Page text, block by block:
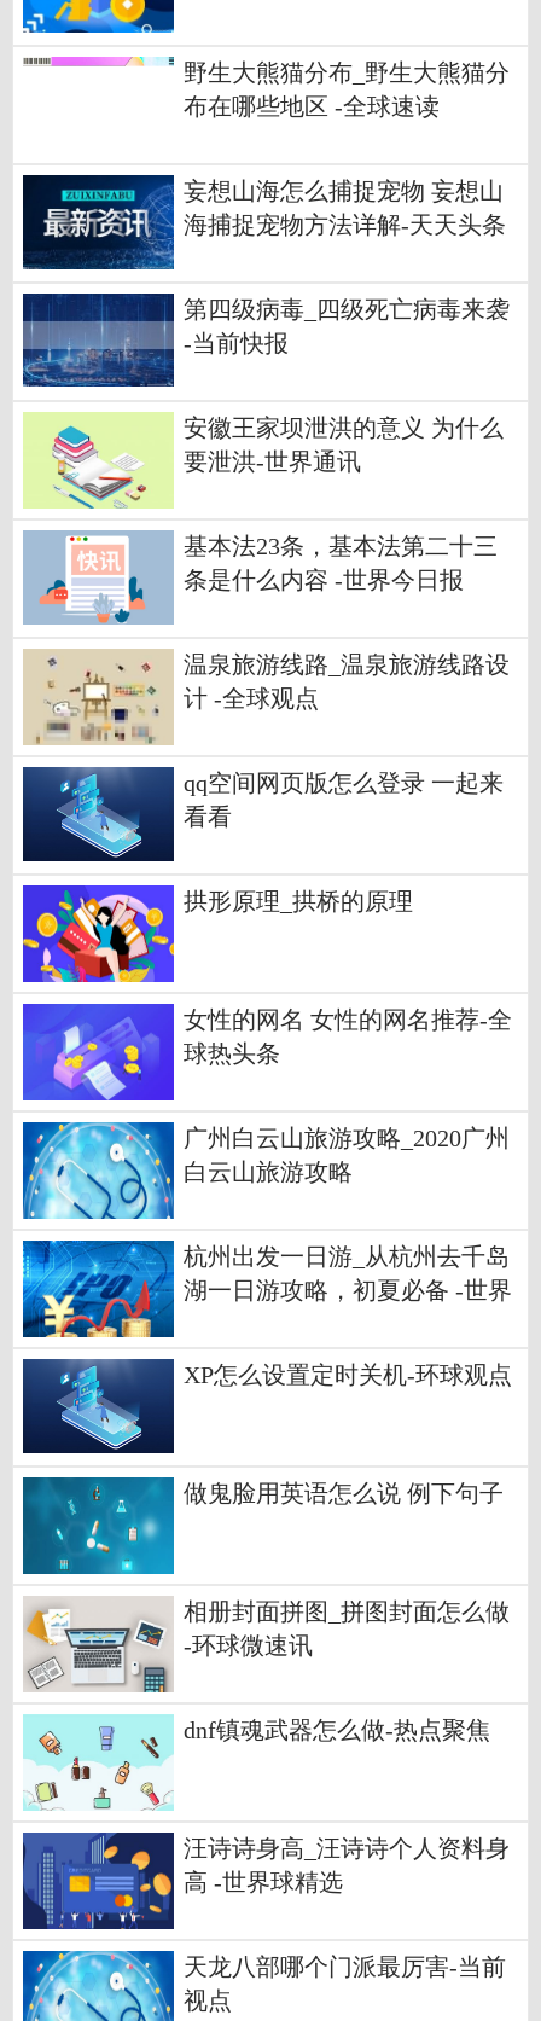
野生大熊猫分布_野生大熊猫分
布在哪些地区 -全球速读
妄想山海怎么捕捉宠物 妄想山
海捕捉宠物方法详解-天天头条
第四级病毒_四级死亡病毒来袭
-当前快报
安徽王家坝泄洪的意义 为什么
要泄洪-世界通讯
基本法23条，基本法第二十三
条是什么内容 -世界今日报
温泉旅游线路_温泉旅游线路设
计 -全球观点
qq空间网页版怎么登录 一起来
看看
拱形原理_拱桥的原理
女性的网名 女性的网名推荐-全
球热头条
广州白云山旅游攻略_2020广州
白云山旅游攻略
杭州出发一日游_从杭州去千岛
湖一日游攻略，初夏必备 -世界
XP怎么设置定时关机-环球观点
做鬼脸用英语怎么说 例下句子
相册封面拼图_拼图封面怎么做
-环球微速讯
dnf镇魂武器怎么做-热点聚焦
汪诗诗身高_汪诗诗个人资料身
高 -世界球精选
天龙八部哪个门派最厉害-当前
视点